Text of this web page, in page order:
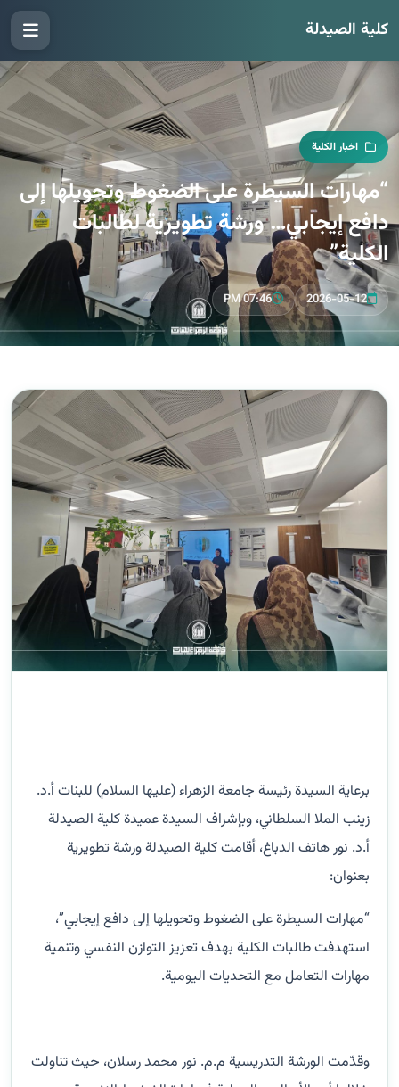
كلية الصيدلة
اخبار الكلية
“مهارات السيطرة على الضغوط وتحويلها إلى
دافع إيجابي… ورشة تطويرية لطالبات
الكلية”
2026-05-12
07:46 PM
برعاية السيدة رئيسة جامعة الزهراء (عليها السلام) للبنات أ.د.
زينب الملا السلطاني، وبإشراف السيدة عميدة كلية الصيدلة
أ.د. نور هاتف الدباغ، أقامت كلية الصيدلة ورشة تطويرية
بعنوان:
“مهارات السيطرة على الضغوط وتحويلها إلى دافع إيجابي”،
استهدفت طالبات الكلية بهدف تعزيز التوازن النفسي وتنمية
مهارات التعامل مع التحديات اليومية.
وقدّمت الورشة التدريسية م.م. نور محمد رسلان، حيث تناولت